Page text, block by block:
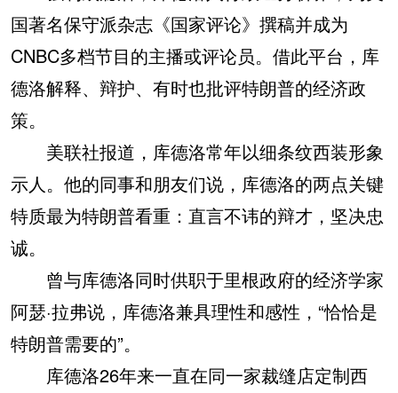
国著名保守派杂志《国家评论》撰稿并成为
CNBC多档节目的主播或评论员。借此平台，库
德洛解释、辩护、有时也批评特朗普的经济政
策。
美联社报道，库德洛常年以细条纹西装形象
示人。他的同事和朋友们说，库德洛的两点关键
特质最为特朗普看重：直言不讳的辩才，坚决忠
诚。
曾与库德洛同时供职于里根政府的经济学家
阿瑟·拉弗说，库德洛兼具理性和感性，“恰恰是
特朗普需要的”。
库德洛26年来一直在同一家裁缝店定制西